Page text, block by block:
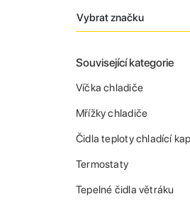
Vybrat značku
Související kategorie
Víčka chladiče
Mřížky chladiče
Čidla teploty chladící
Termostaty
Tepelné čidla větráku